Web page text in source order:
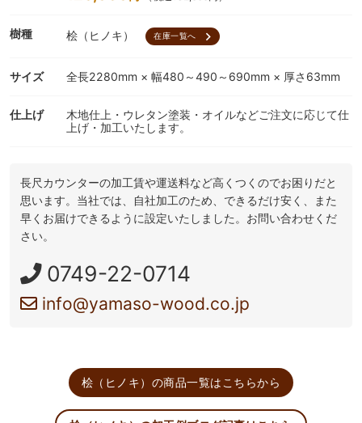
樹種 桧（ヒノキ） 在庫一覧へ chevron_right
サイズ 全長2280mm × 幅480～490～690mm × 厚さ63mm
仕上げ
木地仕上・ウレタン塗装・オイルなどご注文に応じて仕
上げ・加工いたします。
長尺カウンターの加工賃や運送料など高くつくのでお困りだと
思います。当社では、自社加工のため、できるだけ安く、また
早くお届けできるように設定いたしました。お問い合わせくだ
さい。
0749-22-0714
info@yamaso-wood.co.jp
桧（ヒノキ）の商品一覧はこちらから